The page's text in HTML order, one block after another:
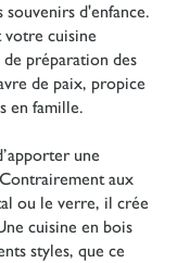
d'enfance.
votre cuisine
préparation des
de paix, propice
en famille.
une
aux
ou le verre, il crée
cuisine en bois
styles, que ce